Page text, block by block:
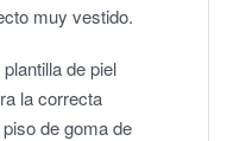
muy vestido.
de piel
la correcta
de goma de